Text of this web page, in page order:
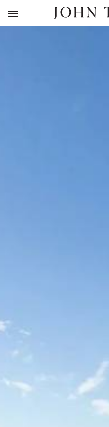
ZURÜCK